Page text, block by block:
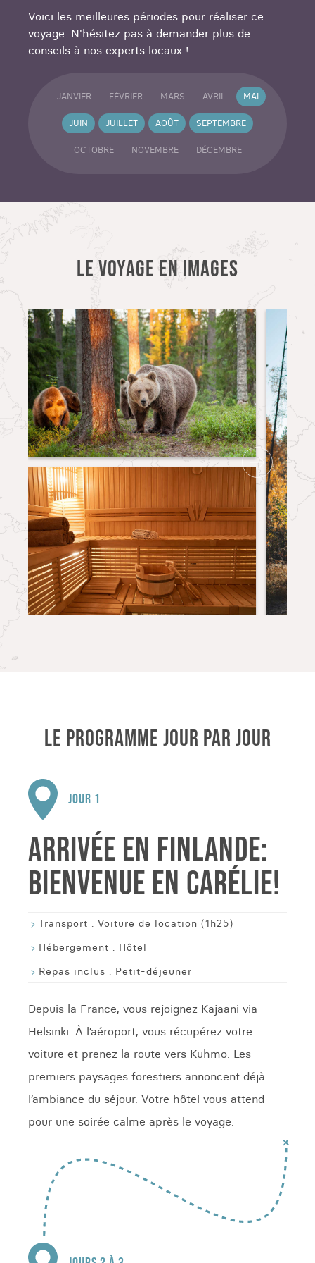
Voici les meilleures périodes pour réaliser ce
voyage. N'hésitez pas à demander plus de
conseils à nos experts locaux !
JANVIER FÉVRIER MARS AVRIL MAI
JUIN JUILLET AOÛT SEPTEMBRE
OCTOBRE NOVEMBRE DÉCEMBRE
LE VOYAGE EN IMAGES
LE PROGRAMME JOUR PAR JOUR
JOUR 1
ARRIVÉE EN FINLANDE:
BIENVENUE EN CARÉLIE!
Transport : Voiture de location (1h25)
Hébergement : Hôtel
Repas inclus : Petit-déjeuner
Depuis la France, vous rejoignez Kajaani via
Helsinki. À l’aéroport, vous récupérez votre
voiture et prenez la route vers Kuhmo. Les
premiers paysages forestiers annoncent déjà
l’ambiance du séjour. Votre hôtel vous attend
pour une soirée calme après le voyage.